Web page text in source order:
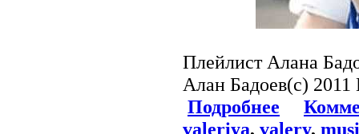
Плейлист Алана
Алан Бадоев(c) 2011
Подробнее
valeriya, valery,